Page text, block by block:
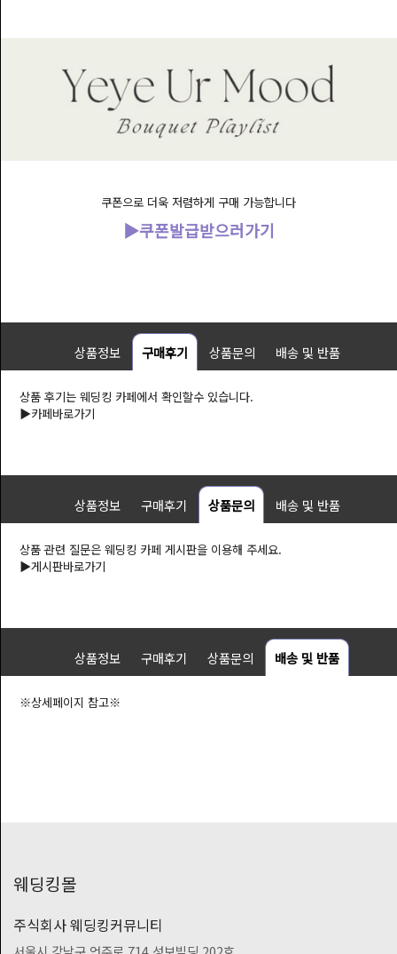
쿠폰으로 더욱 저렴하게 구매 가능합니다
▶쿠폰발급받으러가기
상품정보 구매후기 상품문의 배송 및 반품
상품 후기는 웨딩킹 카페에서 확인할수 있습니다.
▶카페바로가기
상품정보 구매후기 상품문의 배송 및 반품
상품 관련 질문은 웨딩킹 카페 게시판을 이용해 주세요.
▶게시판바로가기
상품정보 구매후기 상품문의 배송 및 반품
※상세페이지 참고※
웨딩킹몰
주식회사 웨딩킹커뮤니티